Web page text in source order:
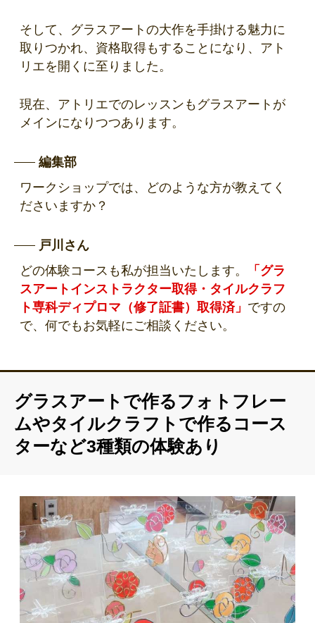
そして、グラスアートの大作を手掛ける魅力に
取りつかれ、資格取得もすることになり、アト
リエを開くに至りました。
現在、アトリエでのレッスンもグラスアートが
メインになりつつあります。
編集部
ワークショップでは、どのような方が教えてく
ださいますか？
戸川さん
どの体験コースも私が担当いたします。
「グラ
スアートインストラクター取得・タイルクラフ
ト専科ディプロマ（修了証書）取得済」 ですの
で、何でもお気軽にご相談ください。
グラスアートで作るフォトフレー
ムやタイルクラフトで作るコース
ターなど3種類の体験あり